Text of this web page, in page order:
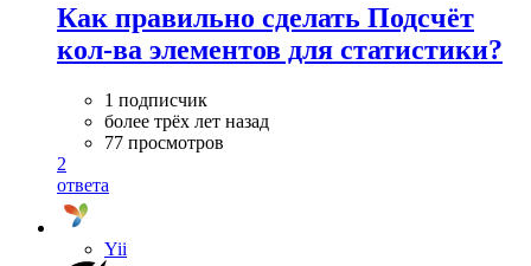
Как правильно сделать Подсчёт
кол-ва элементов для статистики?
1 подписчик
более трёх лет назад
77 просмотров
2
ответа
Yii